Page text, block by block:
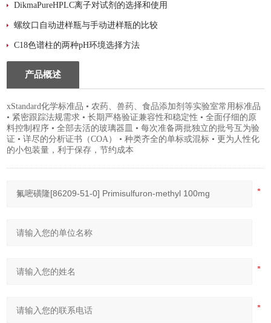
DikmaPureHPLC离子对试剂的选择和使用
螺纹口自动进样瓶与手动进样瓶的比较
C18色谱柱的两种pH环境选择方法
产品概述
xStandard化学标准品 • 农药、兽药、食品添加剂等实验室常用标准品
• 紧密跟踪法规需求 • 长期严格验证兼容性和稳定性 • 全面仔细的原
料控制程序 • 全部去活的玻璃器皿 • 每次准备两批独立的批号互为验
证 • 详尽的分析证书（COA） • 种类齐全的单标或混标 • 更为人性化
的小包装量，利于保存，节约成本